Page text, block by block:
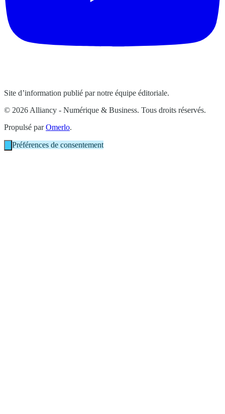
Site d’information publié par notre équipe éditoriale.
© 2026 Alliancy - Numérique & Business. Tous droits réservés.
Propulsé parOmerlo.
Préférences de consentement